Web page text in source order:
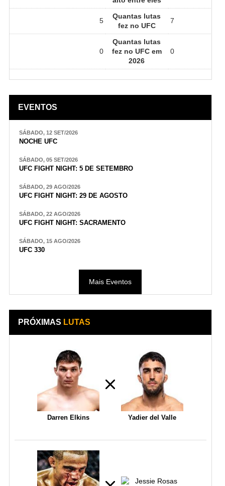
5
Quantas lutas
fez no UFC
7
0
Quantas lutas
fez no UFC em
2026
0
EVENTOS
SÁBADO, 12 SET/2026
NOCHE UFC
SÁBADO, 05 SET/2026
UFC FIGHT NIGHT: 5 DE SETEMBRO
SÁBADO, 29 AGO/2026
UFC FIGHT NIGHT: 29 DE AGOSTO
SÁBADO, 22 AGO/2026
UFC FIGHT NIGHT: SACRAMENTO
SÁBADO, 15 AGO/2026
UFC 330
Mais Eventos
PRÓXIMAS LUTAS
Darren Elkins Yadier del Valle